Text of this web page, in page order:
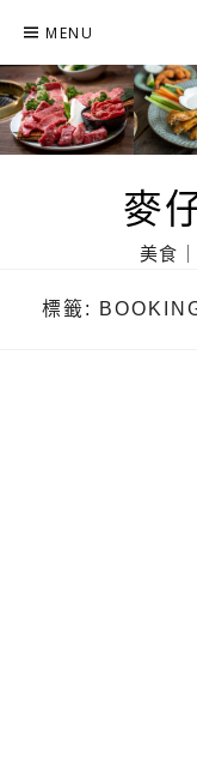
content
MENU
麥
美食
標籤: